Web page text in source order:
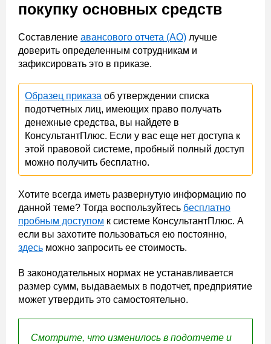
покупку основных средств
Составление авансового отчета (АО) лучше
доверить определенным сотрудникам и
зафиксировать это в приказе.
Образец приказа об утверждении списка
подотчетных лиц, имеющих право получать
денежные средства, вы найдете в
КонсультантПлюс. Если у вас еще нет доступа к
этой правовой системе, пробный полный доступ
можно получить бесплатно.
Хотите всегда иметь развернутую информацию по
данной теме? Тогда воспользуйтесь бесплатно
пробным доступом к системе КонсультантПлюс. А
если вы захотите пользоваться ею постоянно,
здесь можно запросить ее стоимость.
В законодательных нормах не устанавливается
размер сумм, выдаваемых в подотчет, предприятие
может утвердить это самостоятельно.
Смотрите, что изменилось в подотчете и